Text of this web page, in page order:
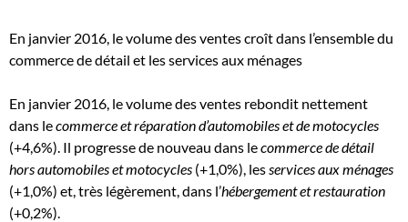
En janvier 2016, le volume des ventes croît dans l’ensemble du
commerce de détail et les services aux ménages
En janvier 2016, le volume des ventes rebondit nettement
dans lecommerce et réparation d’automobiles et de motocycles
(+4,6%). Il progresse de nouveau dans lecommerce de détail
hors automobiles et motocycles (+1,0%), lesservices aux ménages
(+1,0%) et, très légèrement, dans l’hébergement et restauration
(+0,2%).